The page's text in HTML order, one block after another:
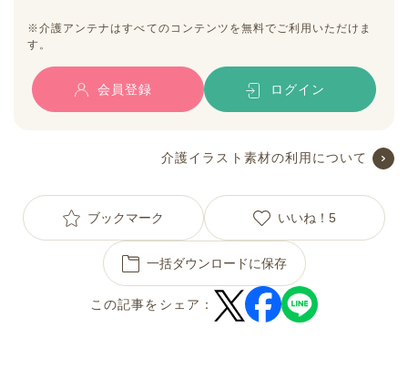
※介護アンテナはすべてのコンテンツを無料でご利用いただけま
す。
会員登録 ログイン
介護イラスト素材の利用について
ブックマーク いいね！ 5
一括ダウンロードに保存
この記事をシェア：